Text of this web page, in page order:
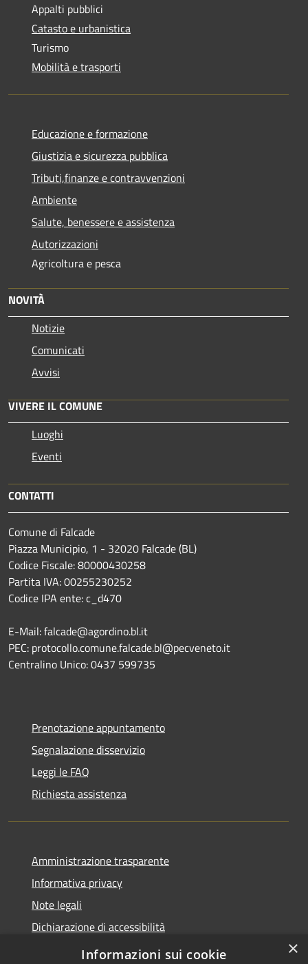
Appalti pubblici
Catasto e urbanistica
Turismo
Mobilità e trasporti
Educazione e formazione
Giustizia e sicurezza pubblica
Tributi,finanze e contravvenzioni
Ambiente
Salute, benessere e assistenza
Autorizzazioni
Agricoltura e pesca
NOVITÀ
Notizie
Comunicati
Avvisi
VIVERE IL COMUNE
Luoghi
Eventi
CONTATTI
Comune di Falcade
Piazza Municipio, 1 - 32020 Falcade (BL)
Codice Fiscale: 80000430258
Partita IVA: 00255230252
Codice IPA ente: c_d470
E-Mail: falcade@agordino.bl.it
PEC: protocollo.comune.falcade.bl@pecveneto.it
Centralino Unico: 0437 599735
Prenotazione appuntamento
Segnalazione disservizio
Leggi le FAQ
Richiesta assistenza
Amministrazione trasparente
Informativa privacy
Note legali
Dichiarazione di accessibilità
Dichiarazione di accessibilità App Municipium
×
Informazioni sui cookie